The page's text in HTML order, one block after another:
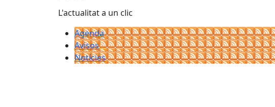
L'actualitat a un clic
Agenda
Avisos
Notícies